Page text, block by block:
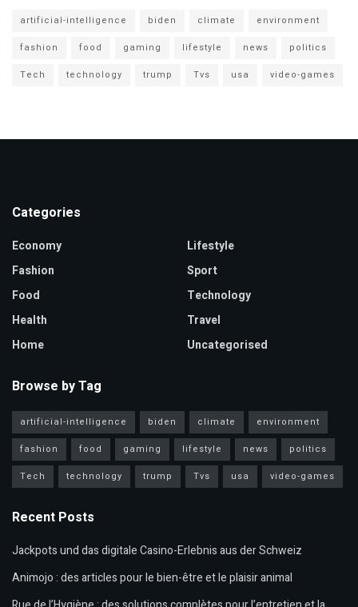
artificial-intelligence biden climate
environment
fashion
food gaming lifestyle news
politics
Tech
technology trump Tvs usa video-games
Categories
Economy
Fashion
Food
Health
Home
Lifestyle
Sport
Technology
Travel
Uncategorised
Browse by Tag
artificial-intelligence biden climate
environment
fashion
food gaming lifestyle news
politics
Tech
technology trump Tvs usa video-games
Recent Posts
Jackpots und das digitale Casino-Erlebnis aus der Schweiz
Animojo : des articles pour le bien-être et le plaisir animal